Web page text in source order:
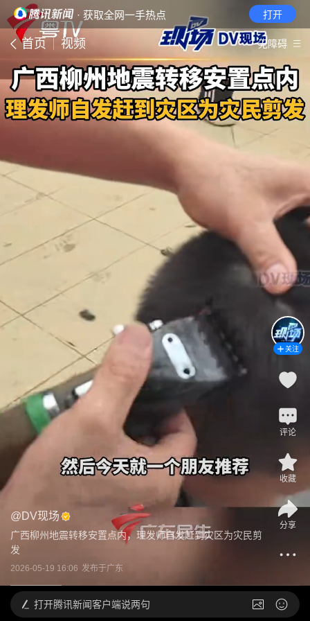
· 获取全网一手热点 打开
首页 视频 无障碍
@DV现场
广西柳州地震转移安置点内，理发师自发赶到灾区为灾民剪
发
2026-05-19 16:06 发布于广东
关注
评论
收藏
分享
打开腾讯新闻客户端说两句